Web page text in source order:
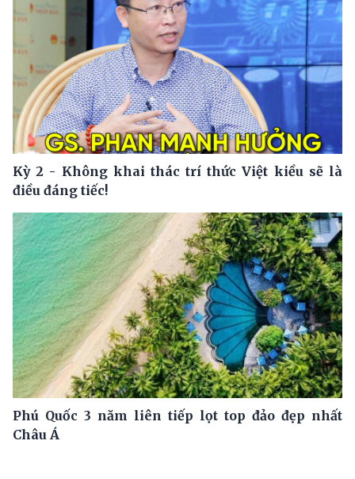
Kỳ 2 - Không khai thác trí thức Việt kiều sẽ là
điều đáng tiếc!
Phú Quốc 3 năm liên tiếp lọt top đảo đẹp nhất
Châu Á